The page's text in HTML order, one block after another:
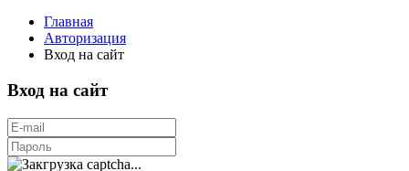
Главная
Авторизация
Вход на сайт
Вход на сайт